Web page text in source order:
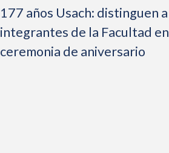
177 años Usach: distinguen a
integrantes de la Facultad en
ceremonia de aniversario